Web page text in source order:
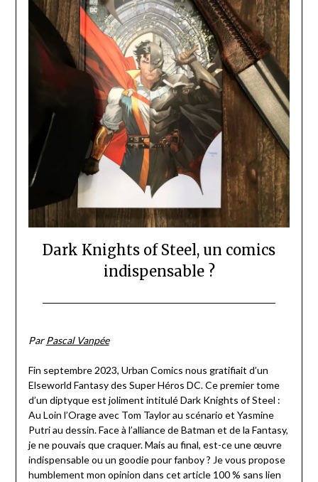
Dark Knights of Steel, un comics
indispensable ?
ParPascal Vanpée
Fin septembre 2023, Urban Comics nous gratifiait d’un
Elseworld Fantasy des Super Héros DC. Ce premier tome
d’un diptyque est joliment intitulé Dark Knights of Steel :
Au Loin l’Orage avec Tom Taylor au scénario et Yasmine
Putri au dessin. Face à l’alliance de Batman et de la Fantasy,
je ne pouvais que craquer. Mais au final, est-ce une œuvre
indispensable ou un goodie pour fanboy ? Je vous propose
humblement mon opinion dans cet article 100 % sans lien